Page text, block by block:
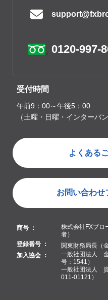
0120-997-
受付時間
午前9：00～午後5：00
（土曜・日曜・インターバ
よくある
お問い合わせ
商号 ：
株式会社FXブロ
者）
登録番号 ：
関東財務局長（
加入協会 ：
一般社団法人
号：1541）
一般社団法人 資
011-01121）